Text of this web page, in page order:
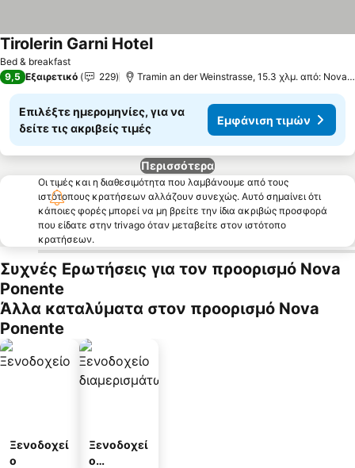
Bed & breakfast
Tirolerin Garni HotelΕμφάνιση τιμών
9,5 Εξαιρετικό 229 Tramin an der Weinstrasse, 15.3 χλμ. από: Nova
Επιλέξτε ημερομηνίες, για να
δείτε τις ακριβείς τιμές
Εμφάνιση τιμών
Περισσότερα
Οι τιμές και η διαθεσιμότητα που λαμβάνουμε από τους
ιστότοπους κρατήσεων αλλάζουν συνεχώς. Αυτό σημαίνει ότι
κάποιες φορές μπορεί να μη βρείτε την ίδια ακριβώς προσφορά
που είδατε στην trivago όταν μεταβείτε στον ιστότοπο
κρατήσεων.
Συχνές Ερωτήσεις για τον προορισμό Nova
Ponente
Άλλα καταλύματα στον προορισμό Nova
Ponente
Ξενοδοχεί
ο
Ξενοδοχεί
ο